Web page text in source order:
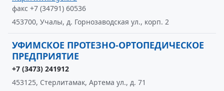
факс +7 (34791) 60536
453700, Учалы, д. Горнозаводская ул., корп. 2
УФИМСКОЕ ПРОТЕЗНО-ОРТОПЕДИЧЕСКОЕ
ПРЕДПРИЯТИЕ
+7 (3473) 241912
453125, Стерлитамак, Артема ул., д. 71